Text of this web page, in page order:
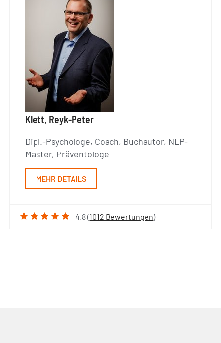
Klett, Reyk-Peter
Dipl.-Psychologe, Coach, Buchautor, NLP-
Master, Präventologe
MEHR DETAILS
4.8 (1012 Bewertungen)